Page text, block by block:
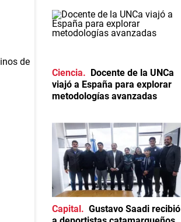
Ciencia
Docente de la UNCa
viajó a España para explorar
metodologías avanzadas
Capital
Gustavo Saadi recibió